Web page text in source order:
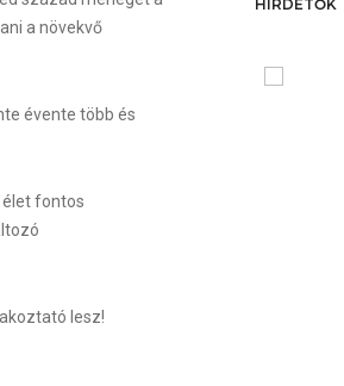
a növekvő
évente több és
élet fontos
lesz!
HIRDETŐK